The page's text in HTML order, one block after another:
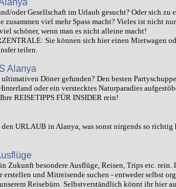
oder Gesellschaft im Urlaub gesucht? Oder sich zu
zusammen viel mehr Spass macht? Vieles ist nicht
schöner, wenn man es nicht alleine macht!
Sie können sich hier einen Mietwagen
teilen.
Alanya
ultimativen Döner gefunden? Den besten
oder ein verstecktes Naturparadies
REISETIPPS FÜR INSIDER rein!
URLAUB in Alanya, was sonst nirgends so richtig
Zukunft besondere Ausflüge, Reisen, Trips etc. rein.
erstellen und Mitreisende suchen - entweder selbst
Reisebüro. Selbstverständlich könnt ihr hier